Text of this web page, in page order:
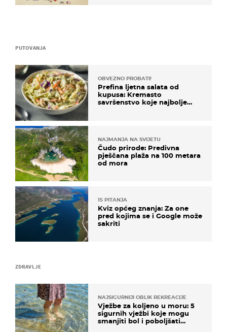
ZDRAVLJE
NAJSIGURNIJI OBLIK REKREACIJE
Vježbe za koljeno u moru: 5
sigurnih vježbi koje mogu
smanjiti bol i poboljšati
PUTOVANJA
OBVEZNO PROBATI!
Prefina ljetna salata od
kupusa: Kremasto
savršenstvo koje najbolje
NAJMANJA NA SVIJETU
Čudo prirode: Predivna
pješčana plaža na 100 metara
od mora
15 PITANJA
Kviz općeg znanja: Za one
pred kojima se i Google može
sakriti